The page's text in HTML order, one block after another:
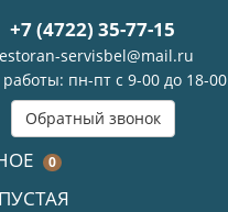
+7 (4722) 35-77-15
servisbel@mail.ru
пн-пт с 9-00 до 18-00
Обратный звонок
0